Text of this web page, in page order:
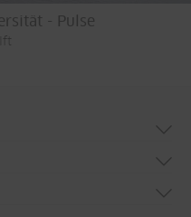
- Pulse